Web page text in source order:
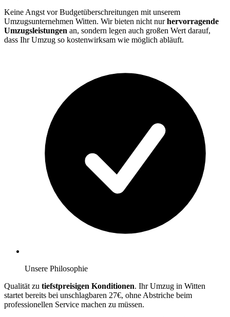
Keine Angst vor Budgetüberschreitungen mit unserem
Umzugsunternehmen Witten. Wir bieten nicht nurhervorragende
Umzugsleistungen an, sondern legen auch großen Wert darauf,
dass Ihr Umzug so kostenwirksam wie möglich abläuft.
Unsere Philosophie
Qualität zu tiefstpreisigen Konditionen. Ihr Umzug in Witten
startet bereits bei unschlagbaren 27€, ohne Abstriche beim
professionellen Service machen zu müssen.